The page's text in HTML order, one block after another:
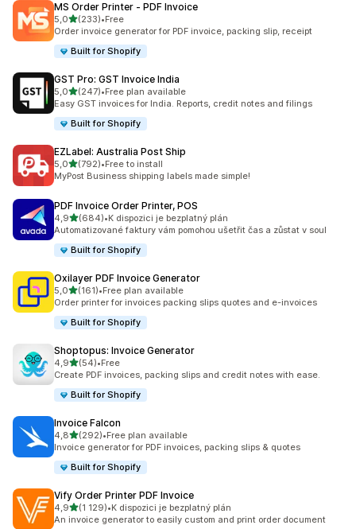
MS Order Printer ‑ PDF Invoice
5,0z 5 hvězd
(233)
Celkový počet recenzí: 233
•Free
Order invoice generator for PDF invoice, packing slip, receipt
Built for Shopify
GST Pro: GST Invoice India
5,0z 5 hvězd
(247)
Celkový počet recenzí: 247
•Free plan available
Easy GST invoices for India. Reports, credit notes and filings
Built for Shopify
EZLabel: Australia Post Ship
5,0z 5 hvězd
(792)
Celkový počet recenzí: 792
•Free to install
MyPost Business shipping labels made simple!
PDF Invoice Order Printer, POS
4,9z 5 hvězd
(684)
Celkový počet recenzí: 684
•K dispozici je bezplatný plán
Automatizované faktury vám pomohou ušetřit čas a zůstat v soul
Built for Shopify
Oxilayer PDF Invoice Generator
5,0z 5 hvězd
(161)
Celkový počet recenzí: 161
•Free plan available
Order printer for invoices packing slips quotes and e-invoices
Built for Shopify
Shoptopus: Invoice Generator
4,9z 5 hvězd
(54)
Celkový počet recenzí: 54
•Free
Create PDF invoices, packing slips and credit notes with ease.
Built for Shopify
Invoice Falcon
4,8z 5 hvězd
(292)
Celkový počet recenzí: 292
•Free plan available
Invoice generator for PDF invoices, packing slips & quotes
Built for Shopify
Vify Order Printer PDF Invoice
4,9z 5 hvězd
(1 129)
Celkový počet recenzí: 1129
•K dispozici je bezplatný plán
An invoice generator to easily custom and print order document